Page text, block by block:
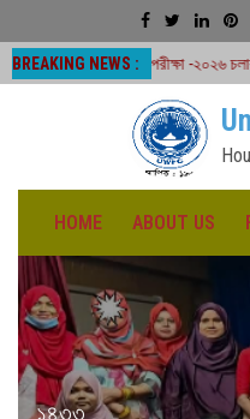
BREAKING NEWS :
-২০২৬ চলাকালীন সময়ে
HOME ABOUT US
১৪৩৩